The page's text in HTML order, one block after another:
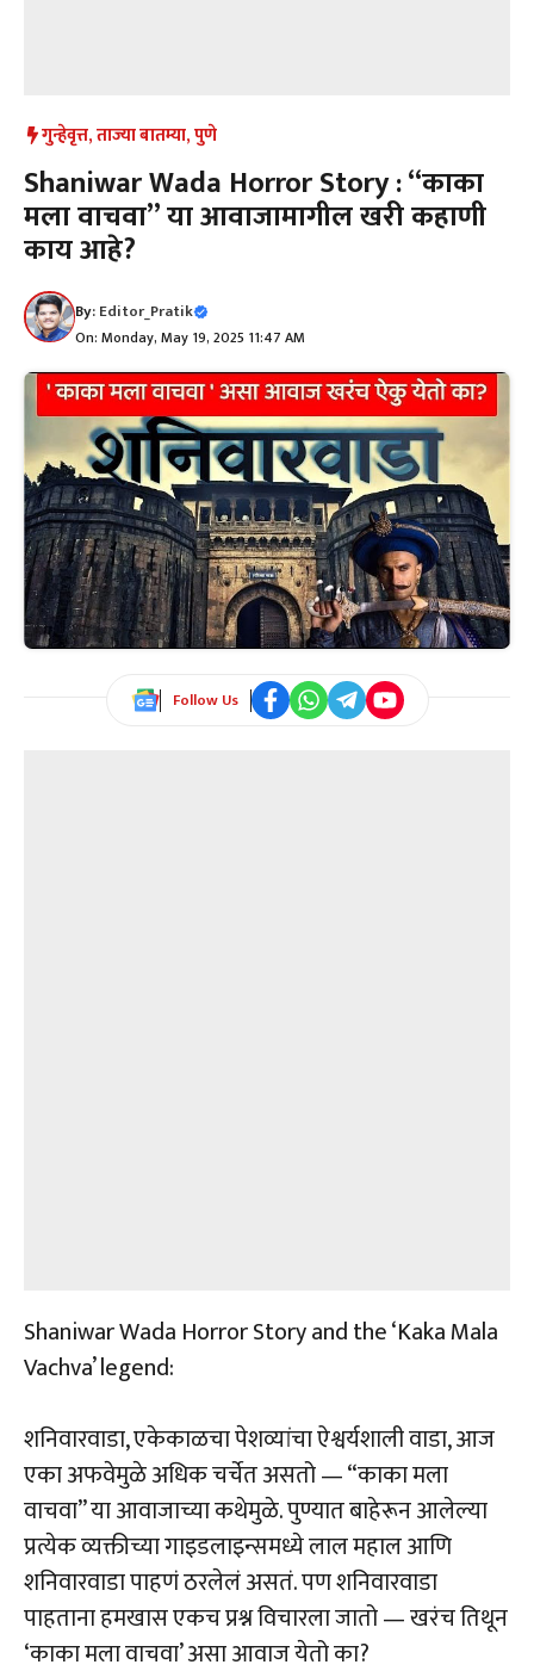
गुन्हेवृत्त,ताज्या बातम्या,पुणे
Shaniwar Wada Horror Story : “काका
मला वाचवा” या आवाजामागील खरी कहाणी
काय आहे?
By:Editor_Pratik
On: Monday, May 19, 2025 11:47 AM
Follow Us
Shaniwar Wada Horror Story and the ‘Kaka Mala
Vachva’ legend:
शनिवारवाडा, एकेकाळचा पेशव्यांचा ऐश्वर्यशाली वाडा, आज
एका अफवेमुळे अधिक चर्चेत असतो — “काका मला
वाचवा” या आवाजाच्या कथेमुळे. पुण्यात बाहेरून आलेल्या
प्रत्येक व्यक्तीच्या गाइडलाइन्समध्ये लाल महाल आणि
शनिवारवाडा पाहणं ठरलेलं असतं. पण शनिवारवाडा
पाहताना हमखास एकच प्रश्न विचारला जातो — खरंच तिथून
‘काका मला वाचवा’ असा आवाज येतो का?